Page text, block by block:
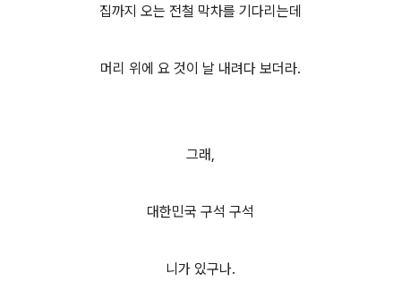
집까지 오는 전철 막차를 기다리는데
머리 위에 요 것이 날 내려다 보더라.
그래,
대한민국 구석 구석
니가 있구나.